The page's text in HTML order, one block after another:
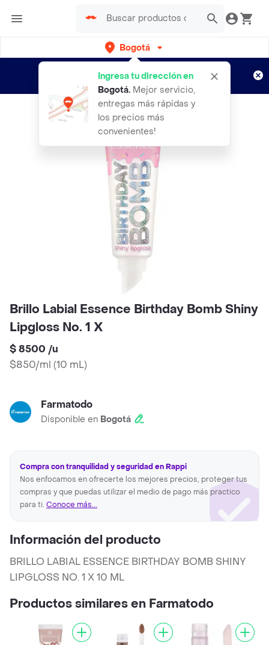
Bogotá
Ingresa tu dirección en
Bogotá. Mejor servicio,
entregas más rápidas y
los precios más
convenientes!
envíos gratis por semanas
Aplican TyC
Brillo Labial Essence Birthday Bomb Shiny
Lipgloss No. 1 X
$ 8500 /u
$850/ml (10 mL)
Farmatodo
Disponible en Bogotá
Compra con tranquilidad y seguridad en Rappi
Nos enfocamos en ofrecerte los mejores precios, proteger tus
compras y que puedas utilizar el medio de pago más practico
para ti. Conoce más...
Información del producto
BRILLO LABIAL ESSENCE BIRTHDAY BOMB SHINY
LIPGLOSS NO. 1 X 10 ML
Productos similares en Farmatodo